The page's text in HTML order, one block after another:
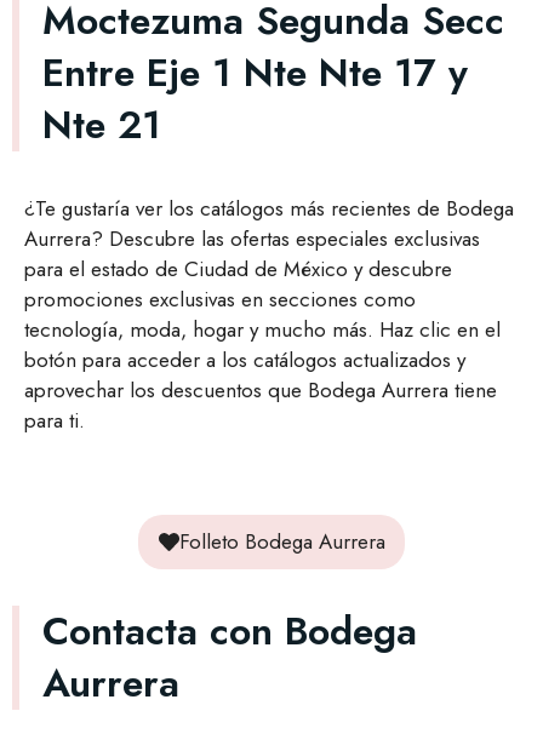
Moctezuma Segunda Secc
Entre Eje 1 Nte Nte 17 y
Nte 21
¿Te gustaría ver los catálogos más recientes de Bodega
Aurrera? Descubre las ofertas especiales exclusivas
para el estado de Ciudad de México y descubre
promociones exclusivas en secciones como
tecnología, moda, hogar y mucho más. Haz clic en el
botón para acceder a los catálogos actualizados y
aprovechar los descuentos que Bodega Aurrera tiene
para ti.
Folleto Bodega Aurrera
Contacta con Bodega
Aurrera